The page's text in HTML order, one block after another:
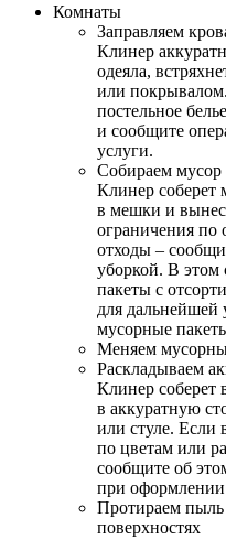
Комнаты
Заправляем
Клинер
одеяла,
или
постельное
и сообщите
услуги.
Собираем
Клинер
в мешки и
ограничения по
отходы –
уборкой. В этом
пакеты с
для
мусорные
Меняем
Раскладываем
Клинер
в аккуратную
или стуле. Если
по цветам или
сообщите об
при оформлении
Протираем
поверхностях